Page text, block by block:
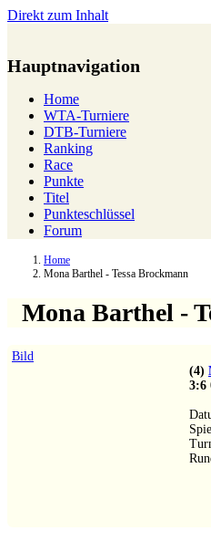
Direkt zum Inhalt
Hauptnavigation
Home
WTA-Turniere
DTB-Turniere
Ranking
Race
Punkte
Titel
Punkteschlüssel
Forum
Home
Mona Barthel - Tessa Brockmann
Mona Barthel -
Bild
(4)
3:6